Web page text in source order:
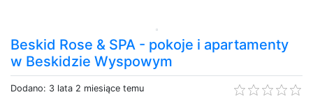
Beskid Rose & SPA - pokoje i apartamenty
w Beskidzie Wyspowym
Dodano: 3 lata 2 miesiące temu